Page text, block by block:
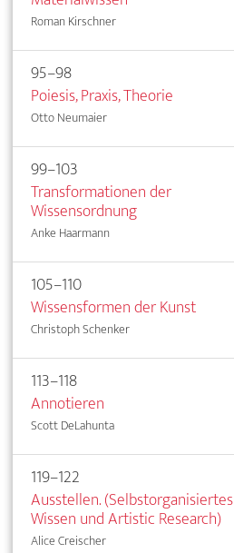
Roman Kirschner
95–98
Poiesis, Praxis, Theorie
Otto Neumaier
99–103
Transformationen der
Wissensordnung
Anke Haarmann
105–110
Wissensformen der Kunst
Christoph Schenker
113–118
Annotieren
Scott DeLahunta
119–122
Ausstellen. (Selbstorganisiertes
Wissen und Artistic Research)
Alice Creischer